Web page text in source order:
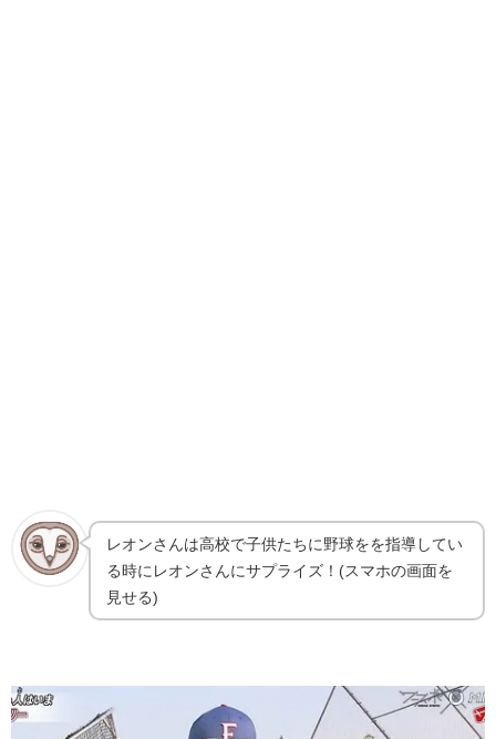
レオンさんは高校で子供たちに野球をを指導してい
る時にレオンさんにサプライズ！(スマホの画面を
見せる)